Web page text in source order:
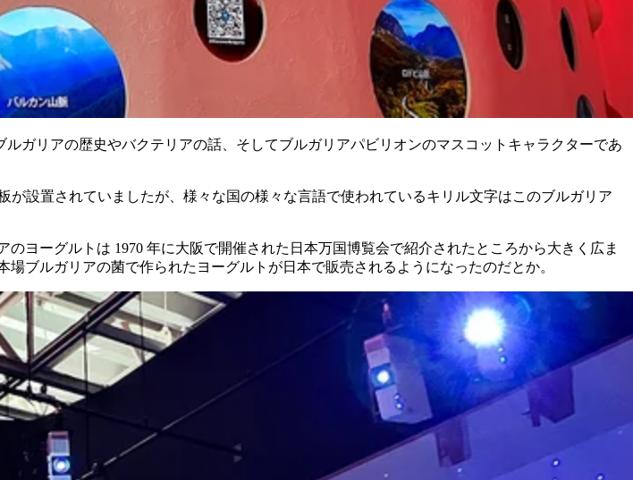
ガリアの歴史やバクテリアの話、そしてブルガリアパビリオンのマスコットキャラクターであ
設置されていましたが、様々な国の様々な言語で使われているキリル文字はこのブルガリア
ヨーグルトは 1970 年に大阪で開催された日本万国博覧会で紹介されたところから大きく広ま
ブルガリアの菌で作られたヨーグルトが日本で販売されるようになったのだとか。